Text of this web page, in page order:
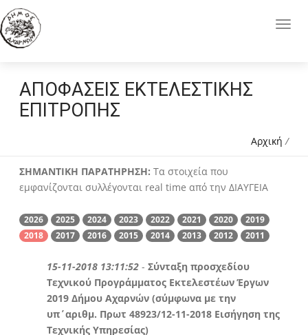
ΑΠΟΦΑΣΕΙΣ ΕΚΤΕΛΕΣΤΙΚΗΣ
ΕΠΙΤΡΟΠΗΣ
Αρχική /
ΣΗΜΑΝΤΙΚΗ ΠΑΡΑΤΗΡΗΣΗ: Τα στοιχεία που
εμφανίζονται συλλέγονται real time από την ΔΙΑΥΓΕΙΑ
2026 2025 2024 2023 2022 2021 2020
2019
2018
2017 2016 2015 2014 2013 2012 2011
15-11-2018 13:11:52 -Σύνταξη προσχεδίου
Τεχνικού Προγράμματος Εκτελεστέων Έργων
2019 Δήμου Αχαρνών (σύμφωνα με την
υπ΄αριθμ. Πρωτ 48923/12-11-2018 Εισήγηση της
Τεχνικής Υπηρεσίας)